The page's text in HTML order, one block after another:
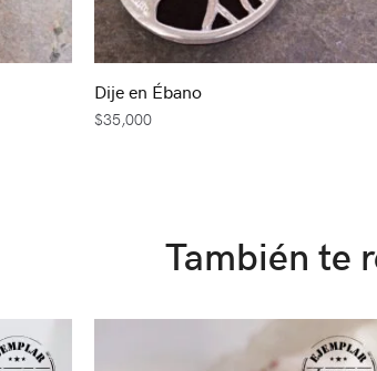
Dije en Ébano
$35,000
También te